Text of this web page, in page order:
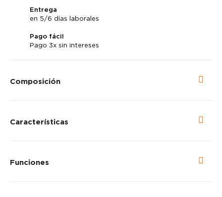
Entrega
en 5/6 días laborales
Pago fácil
Pago 3x sin intereses
Composición
Características
Funciones